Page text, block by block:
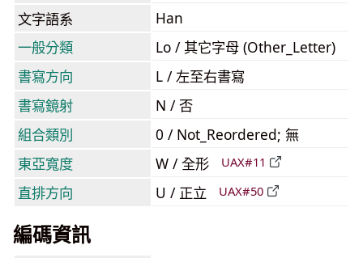
文字語系
Han
一般分類
Lo / 其它字母 (Other_Letter)
書寫方向
L / 左至右書寫
書寫鏡射
N / 否
組合類別
0 / Not_Reordered; 無
東亞寬度
W / 全形 UAX#11
直排方向 U / 正立 UAX#50
編碼資訊